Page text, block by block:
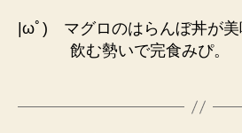
|ωﾟ) マグロのはらんぼ丼が美
飲む勢いで完食みぴ。